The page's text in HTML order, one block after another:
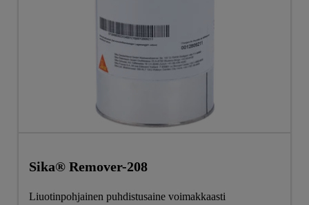
Sika® Remover-208
Liuotinpohjainen puhdistusaine voimakkaasti